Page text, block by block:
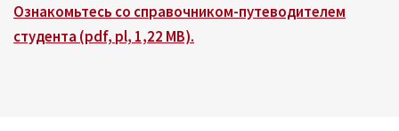
Ознакомьтесь со справочником-путеводителем
студента (pdf, pl, 1,22 MB).